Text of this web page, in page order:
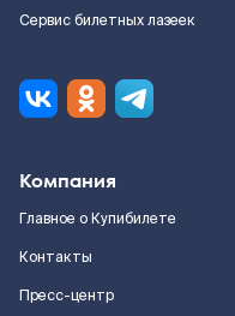
Сервис билетных лазеек
Компания
Главное о Купибилете
Контакты
Пресс-центр